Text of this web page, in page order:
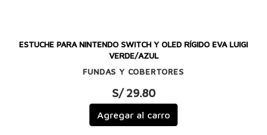
ESTUCHE PARA NINTENDO SWITCH Y OLED RÍGIDO EVA LUIGI
VERDE/AZUL
FUNDAS Y COBERTORES
S/ 29.80
Agregar al carro